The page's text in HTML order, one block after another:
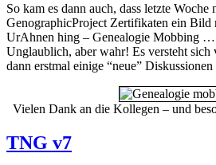
So kam es dann auch, dass letzte Woche
GenographicProject Zertifikaten ein Bild
UrAhnen hing – Genealogie Mobbing …
Unglaublich, aber wahr! Es versteht sich
dann erstmal einige “neue”
Vielen Dank an die Kollegen – und
TNG v7